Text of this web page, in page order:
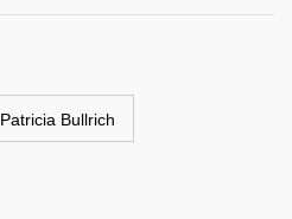
Patricia Bullrich